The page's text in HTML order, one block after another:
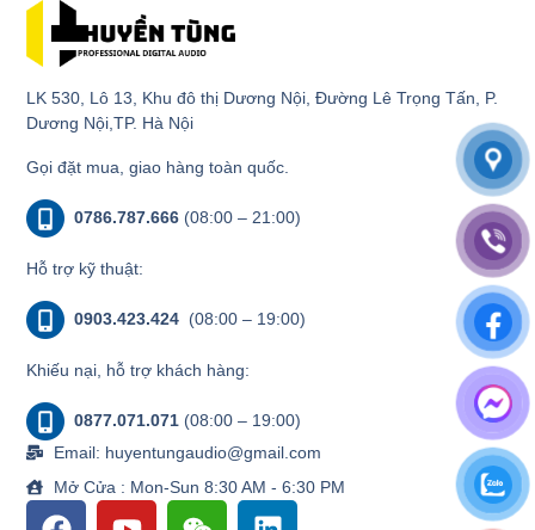
LK 530, Lô 13, Khu đô thị Dương Nội, Đường Lê Trọng Tấn, P.
Dương Nội,TP. Hà Nội
Gọi đặt mua, giao hàng toàn quốc.
0786.787.666 (08:00 – 21:00)
Hỗ trợ kỹ thuật:
0903.423.424 (08:00 – 19:00)
Khiếu nại, hỗ trợ khách hàng:
0877.071.071 (08:00 – 19:00)
Email: huyentungaudio@gmail.com
Mở Cửa : Mon-Sun 8:30 AM - 6:30 PM